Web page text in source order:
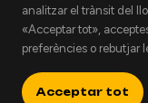
Incrusta podcasts
© 2026 Podhoc. Tots els
analitzar el trànsit del
«Acceptar tot»,
preferències o rebutjar
Acceptar tot